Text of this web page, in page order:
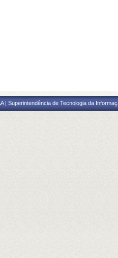
| Superintendência de Tecnologia da